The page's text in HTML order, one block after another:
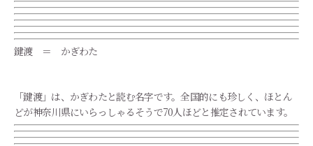
鍵渡 ＝ かぎわた
「鍵渡」は、かぎわたと読む名字です。全国的にも珍しく、ほとん
どが神奈川県にいらっしゃるそうで70人ほどと推定されています。